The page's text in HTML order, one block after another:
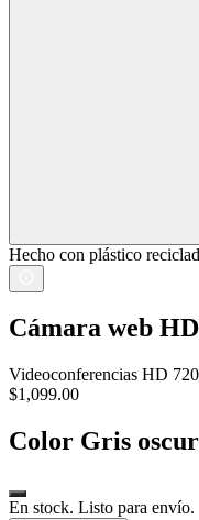
Hecho con plástico
Cámara web
Videoconferencias HD
$1,099.00
Color Gris
En stock. Listo para envío.